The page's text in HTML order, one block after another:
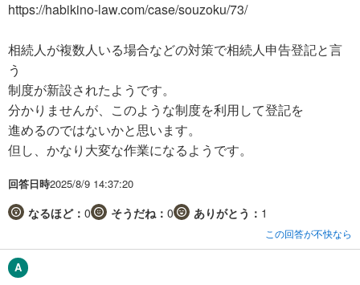
https://habikino-law.com/case/souzoku/73/
相続人が複数人いる場合などの対策で相続人申告登記と言
う
制度が新設されたようです。
分かりませんが、このような制度を利用して登記を
進めるのではないかと思います。
但し、かなり大変な作業になるようです。
回答日時2025/8/9 14:37:20
なるほど： 0 そうだね： 0 ありがとう： 1
この回答が不快なら